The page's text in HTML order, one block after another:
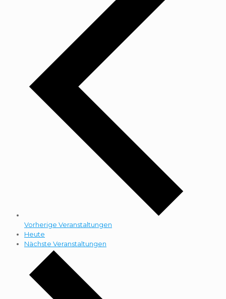
Vorherige Veranstaltungen
Heute
Nächste Veranstaltungen